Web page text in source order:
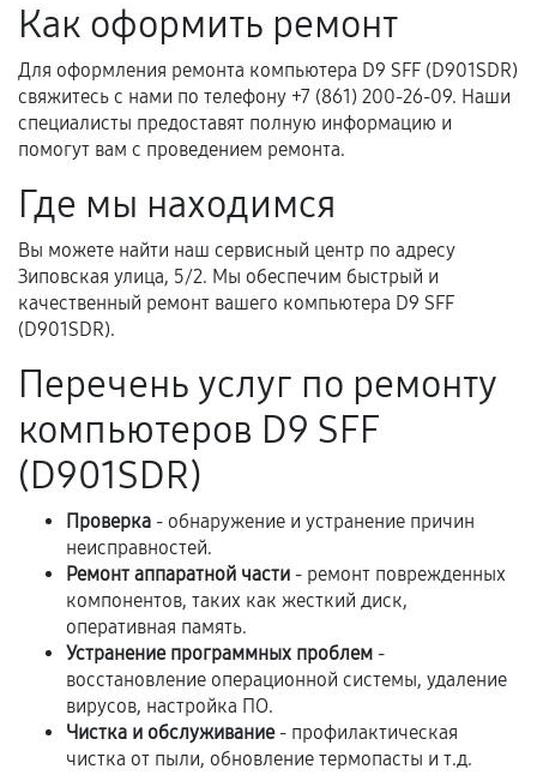
Когда гарантия не действует
Нарушение правил эксплуатации,
механические повреждения, попадание влаги,
перегрев, коррозия.
Самостоятельный ремонт или вмешательство
Естественный износ деталей, если иное не
предусмотрено отдельно.
Обращение после окончания гарантийного
Программные сбои, если это не указано в
отдельных условиях.
Если комплектующие куплены
самостоятельно
Гарантия на выполненные работы может
сохраняться полностью или частично, если
соблюдены следующие условия:
Предоставленные детали подходят по
техническим параметрам и не имеют внешних
дефектов.
Как оформить ремонт
Для оформления ремонта компьютера D9 SFF (D901SDR)
свяжитесь с нами по телефону +7 (861) 200-26-09. Наши
специалисты предоставят полную информацию и
помогут вам с проведением ремонта.
Где мы находимся
Вы можете найти наш сервисный центр по адресу
Зиповская улица, 5/2. Мы обеспечим быстрый и
качественный ремонт вашего компьютера D9 SFF
(D901SDR).
Перечень услуг по ремонту
компьютеров D9 SFF
(D901SDR)
Проверка - обнаружение и устранение причин
неисправностей.
Ремонт аппаратной части - ремонт поврежденных
компонентов, таких как жесткий диск,
оперативная память.
Устранение программных проблем -
восстановление операционной системы, удаление
вирусов, настройка ПО.
Чистка и обслуживание- профилактическая
чистка от пыли, обновление термопасты и т.д.